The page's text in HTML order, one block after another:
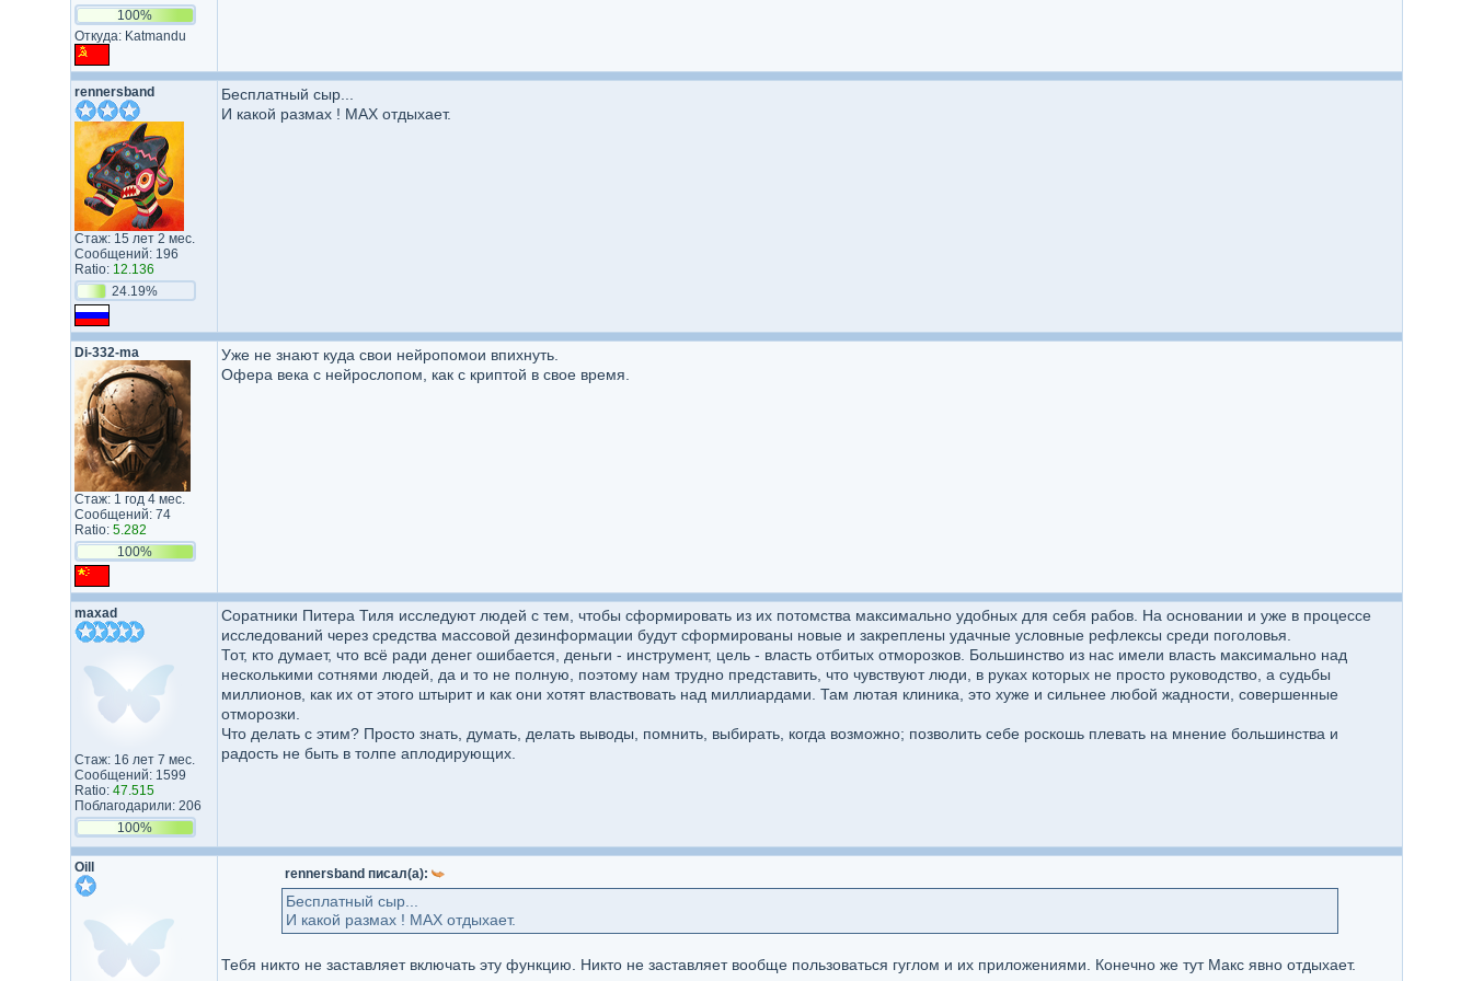
100%
Откуда: Katmandu
rennersband
Стаж: 15 лет 2 мес.
Сообщений: 196
Ratio: 12.136
24.19%
Бесплатный сыр...
И какой размах ! MAX отдыхает.
Di-332-ma
Стаж: 1 год 4 мес.
Сообщений: 74
Ratio: 5.282
100%
Уже не знают куда свои нейропомои впихнуть.
Офера века с нейрослопом, как с криптой в свое время.
maxad
Стаж: 16 лет 7 мес.
Сообщений: 1599
Ratio: 47.515
Поблагодарили: 206
100%
Соратники Питера Тиля исследуют людей с тем, чтобы сформировать из их потомства максимально удобных для себя рабов. На основании и уже в процессе
исследований через средства массовой дезинформации будут сформированы новые и закреплены удачные условные рефлексы среди поголовья.
Тот, кто думает, что всё ради денег ошибается, деньги - инструмент, цель - власть отбитых отморозков. Большинство из нас имели власть максимально над
несколькими сотнями людей, да и то не полную, поэтому нам трудно представить, что чувствуют люди, в руках которых не просто руководство, а судьбы
миллионов, как их от этого штырит и как они хотят властвовать над миллиардами. Там лютая клиника, это хуже и сильнее любой жадности, совершенные
отморозки.
Что делать с этим? Просто знать, думать, делать выводы, помнить, выбирать, когда возможно; позволить себе роскошь плевать на мнение большинства и
радость не быть в толпе аплодирующих.
Oill rennersband писал(а):
Бесплатный сыр...
И какой размах ! MAX отдыхает.
Тебя никто не заставляет включать эту функцию. Никто не заставляет вообще пользоваться гуглом и их приложениями. Конечно же тут Макс явно отдыхает.